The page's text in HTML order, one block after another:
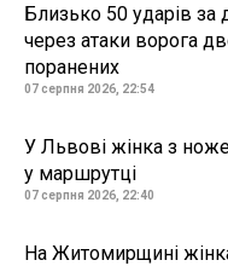
Близько 50 ударів за
через атаки ворога
поранених
07 серпня 2026, 22:54
У Львові жінка з
у маршрутці
07 серпня 2026, 22:40
На Житомирщині